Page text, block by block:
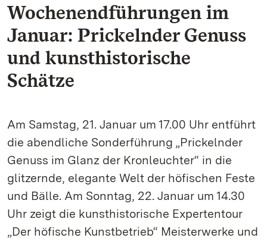
Wochenendführungen im
Januar: Prickelnder Genuss
und kunsthistorische
Schätze
Am Samstag, 21. Januar um 17.00 Uhr entführt
die abendliche Sonderführung „Prickelnder
Genuss im Glanz der Kronleuchter“ in die
glitzernde, elegante Welt der höfischen Feste
und Bälle. Am Sonntag, 22. Januar um 14.30
Uhr zeigt die kunsthistorische Expertentour
„Der höfische Kunstbetrieb“ Meisterwerke und